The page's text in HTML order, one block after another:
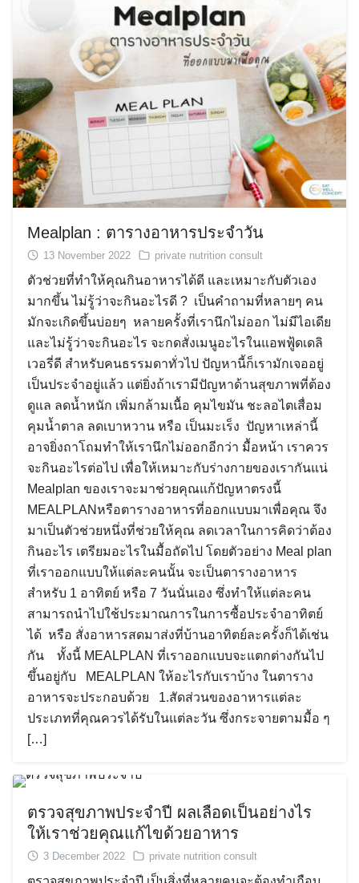
Search
Mealplan : ตารางอาหารประจำวัน
13 November 2022 private nutrition consult
ตัวช่วยที่ทำให้คุณกินอาหารได้ดี และเหมาะกับตัวเอง
มากขึ้น ไม่รู้ว่าจะกินอะไรดี ? เป็นคำถามที่หลายๆ คน
มักจะเกิดขึ้นบ่อยๆ หลายครั้งที่เรานึกไม่ออก ไม่มีไอเดีย
และไม่รู้ว่าจะกินอะไร จะกดสั่งเมนูอะไรในแอพฟู้ดเดลิ
เวอรี่ดี สำหรับคนธรรมดาทั่วไป ปัญหานี้ก็เรามักเจออยู่
เป็นประจำอยู่แล้ว แต่ยิ่งถ้าเรามีปัญหาด้านสุขภาพที่ต้อง
ดูแล ลดน้ำหนัก เพิ่มกล้ามเนื้อ คุมไขมัน ชะลอไตเสื่อม
คุมน้ำตาล ลดเบาหวาน หรือ เป็นมะเร็ง ปัญหาเหล่านี้
อาจยิ่งถาโถมทำให้เรานึกไม่ออกอีกว่า มื้อหน้า เราควร
จะกินอะไรต่อไป เพื่อให้เหมาะกับร่างกายของเรากันแน่
Mealplan ของเราจะมาช่วยคุณแก้ปัญหาตรงนี้
MEALPLANหรือตารางอาหารที่ออกแบบมาเพื่อคุณ จึง
มาเป็นตัวช่วยหนึ่งที่ช่วยให้คุณ ลดเวลาในการคิดว่าต้อง
กินอะไร เตรียมอะไรในมื้อถัดไป โดยตัวอย่าง Meal plan
ที่เราออกแบบให้แต่ละคนนั้น จะเป็นตารางอาหาร
สำหรับ 1 อาทิตย์ หรือ 7 วันนั่นเอง ซึ่งทำให้แต่ละคน
สามารถนำไปใช้ประมาณการในการซื้อประจำอาทิตย์
ได้ หรือ สั่งอาหารสดมาส่งที่บ้านอาทิตย์ละครั้งก็ได้เช่น
กัน ทั้งนี้ MEALPLAN ที่เราออกแบบจะแตกต่างกันไป
ขึ้นอยู่กับ MEALPLAN ให้อะไรกับเราบ้าง ในตาราง
อาหารจะประกอบด้วย 1.สัดส่วนของอาหารแต่ละ
ประเภทที่คุณควรได้รับในแต่ละวัน ซึ่งกระจายตามมื้อ ๆ
[…]
ตรวจสุขภาพประจำปี ผลเลือดเป็นอย่างไร
ให้เราช่วยคุณแก้ไขด้วยอาหาร
3 December 2022 private nutrition consult